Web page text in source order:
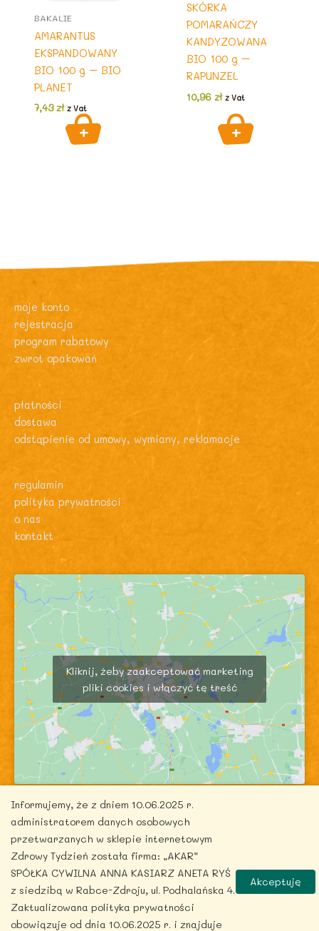
BAKALIE
AMARANTUS
EKSPANDOWANY
BIO 100 g – BIO
PLANET
7,43zł z Vat
SKÓRKA
POMARAŃCZY
KANDYZOWANA
BIO 100 g –
RAPUNZEL
10,96 zł z Vat
moje konto
rejestracja
program rabatowy
zwrot opakowań
płatności
dostawa
odstąpienie od umowy, wymiany, reklamacje
regulamin
polityka prywatności
o nas
kontakt
Kliknij, żeby zaakceptować marketing
pliki cookies i włączyć tę treść
Copyright © 2026 zdrowytydzien.pl | Powered by
ITentego.pl
Informujemy, że z dniem 10.06.2025 r.
administratorem danych osobowych
przetwarzanych w sklepie internetowym
Zdrowy Tydzień została firma: „AKAR”
SPÓŁKA CYWILNA ANNA KASIARZ ANETA RYŚ
z siedzibą w Rabce-Zdroju, ul. Podhalańska 4.
Zaktualizowana polityka prywatności
obowiązuje od dnia 10.06.2025 r. i znajduje
Akceptuję